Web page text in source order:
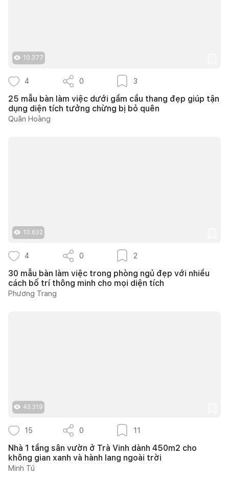
10.377
4 0 3
25 mẫu bàn làm việc dưới gầm cầu thang đẹp giúp tận
dụng diện tích tưởng chừng bị bỏ quên
Quân Hoàng
10.632
4 0 2
30 mẫu bàn làm việc trong phòng ngủ đẹp với nhiều
cách bố trí thông minh cho mọi diện tích
Phương Trang
43.319
15 0 11
Nhà 1 tầng sân vườn ở Trà Vinh dành 450m2 cho
không gian xanh và hành lang ngoài trời
Minh Tú